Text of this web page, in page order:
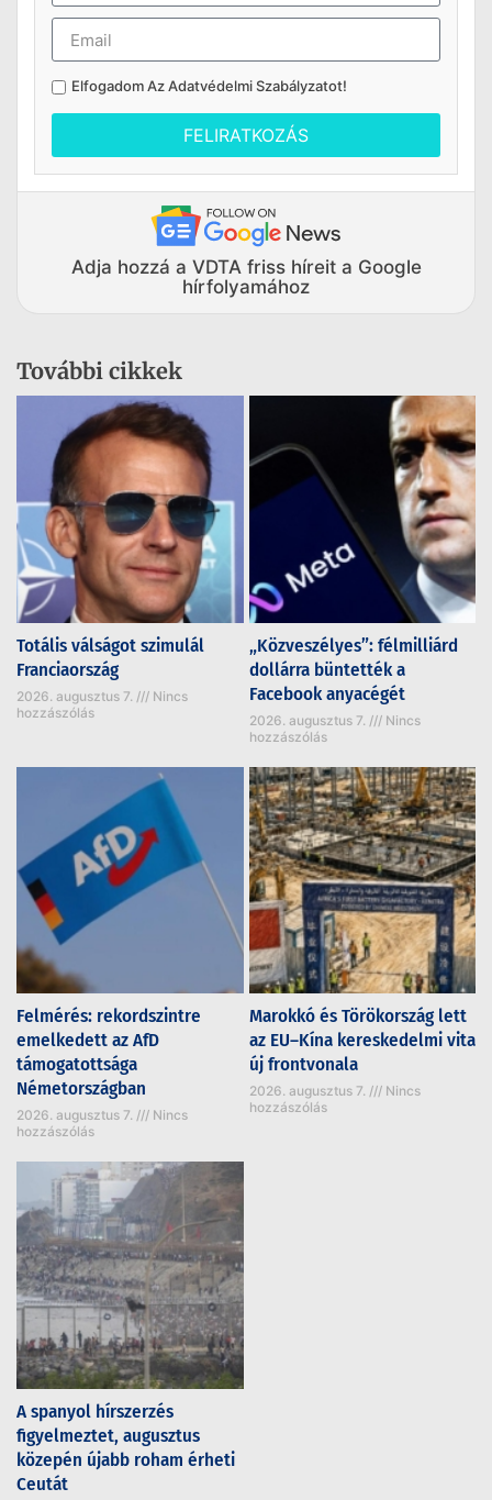
Elfogadom AzAdatvédelmi Szabályzatot!
FELIRATKOZÁS
Adja hozzá a VDTA friss híreit a Google
hírfolyamához
További cikkek
Totális válságot szimulál
Franciaország
2026. augusztus 7.
Nincs
hozzászólás
„Közveszélyes”: félmilliárd
dollárra büntették a
Facebook anyacégét
2026. augusztus 7.
Nincs
hozzászólás
Felmérés: rekordszintre
emelkedett az AfD
támogatottsága
Németországban
2026. augusztus 7.
Nincs
hozzászólás
Marokkó és Törökország lett
az EU–Kína kereskedelmi vita
új frontvonala
2026. augusztus 7.
Nincs
hozzászólás
A spanyol hírszerzés
figyelmeztet, augusztus
közepén újabb roham érheti
Ceutát